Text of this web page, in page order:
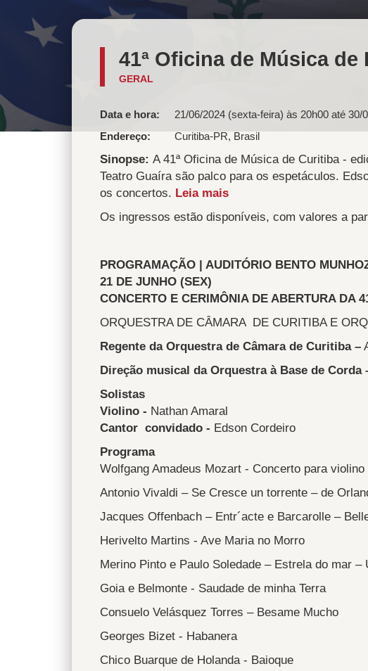
41ª Oficina de Música de
GERAL
Data e hora: 21/06/2024 (sexta-feira) às 20h00 até 30/
Endereço
Curitiba-PR, Brasil
Sinopse: A 41ª Oficina de Música de Curitiba -
Teatro Guaíra são palco para os espetáculos.
os concertos. Leia mais
Os ingressos estão disponíveis, com valores a
PROGRAMAÇÃO | AUDITÓRIO BENTO
21 DE JUNHO (SEX)
CONCERTO E CERIMÔNIA DE ABERTURA DA
ORQUESTRA DE CÂMARA DE CURITIBA E
Regente da Orquestra de Câmara de Curitiba –
Direção musical da Orquestra à Base de Corda
Solistas
Violino - Nathan Amaral
Cantor convidado - Edson Cordeiro
Programa
Wolfgang Amadeus Mozart - Concerto para
Antonio Vivaldi – Se Cresce un torrente – de
Jacques Offenbach – Entr´acte e Barcarolle –
Herivelto Martins - Ave Maria no Morro
Merino Pinto e Paulo Soledade – Estrela do mar –
Goia e Belmonte - Saudade de minha Terra
Consuelo Velásquez Torres – Besame Mucho
Georges Bizet - Habanera
Chico Buarque de Holanda - Baioque